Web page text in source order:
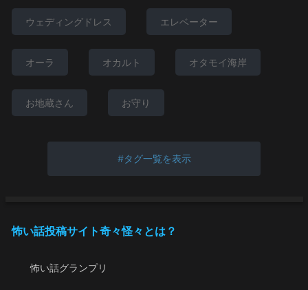
ウェディングドレス エレベーター
オーラ オカルト オタモイ海岸
お地蔵さん お守り
タグ一覧を表示
怖い話投稿サイト奇々怪々とは？
怖い話グランプリ